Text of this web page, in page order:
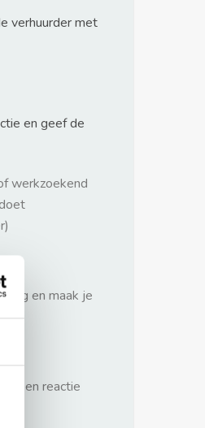
verhuurder met
en geef de
werkzoekend
en maak je
een reactie